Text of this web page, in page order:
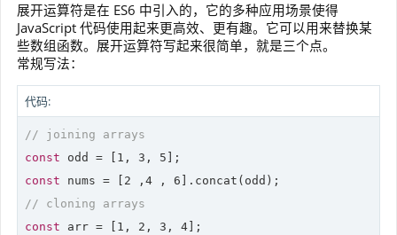
展开运算符是在 ES6 中引入的，它的多种应用场景使得
JavaScript 代码使用起来更高效、更有趣。它可以用来替换某
些数组函数。展开运算符写起来很简单，就是三个点。
常规写法：
代码:
// joining arrays
const odd = [ 1 , 3 , 5
const nums = [ 2 , 4 , 6
// cloning arrays
const arr = [ 1 , 2 , 3 , 4